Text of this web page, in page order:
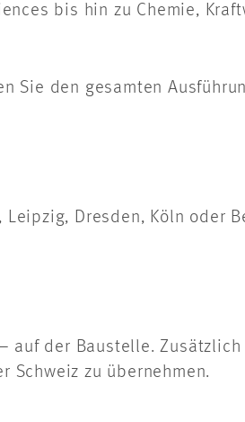
bis hin zu Chemie,
Sie den gesamten
Dresden, Köln oder
auf der Baustelle.
Schweiz zu übernehmen.